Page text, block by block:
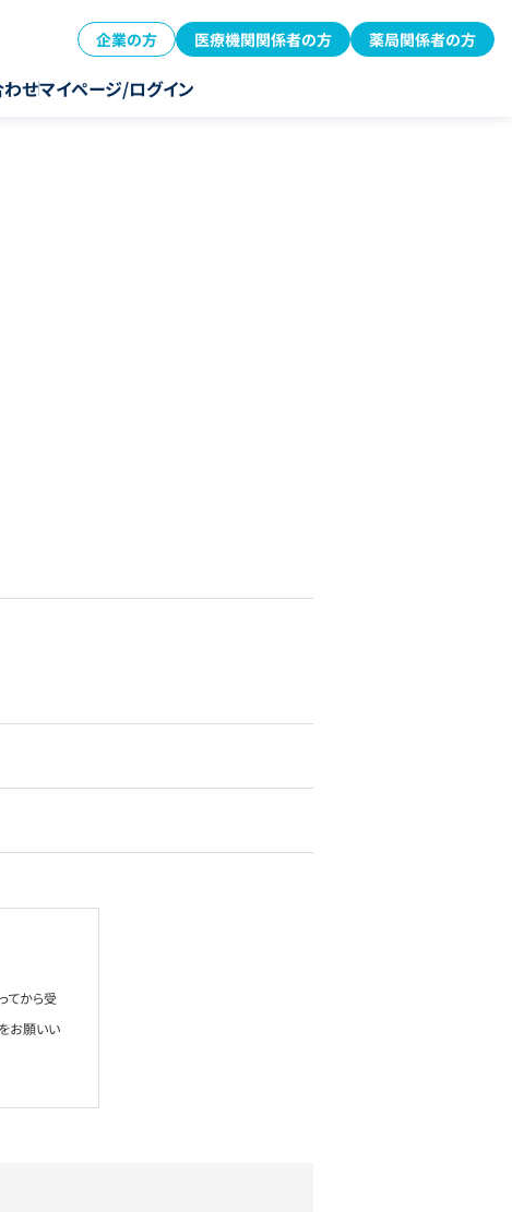
企業の方 医療機関関係者の方 薬局関係者の方
せマイページ/ログイン
てから受
お願いい